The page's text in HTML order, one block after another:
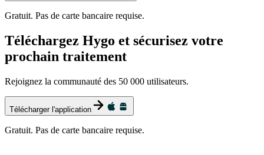
Gratuit. Pas de carte bancaire requise.
Téléchargez Hygo et sécurisez votre
prochain traitement
Rejoignez la communauté des 50 000 utilisateurs.
Télécharger l'application
Gratuit. Pas de carte bancaire requise.